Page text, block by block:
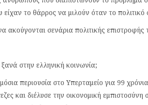
είχαν το θάρρος να μιλούν όταν το
ακούγονται σενάρια πολιτικής
στην ελληνική κοινωνία;
περιουσία στο Υπερταμείο για 99
και διέλυσε την οικονομική εμπιστοσύνη